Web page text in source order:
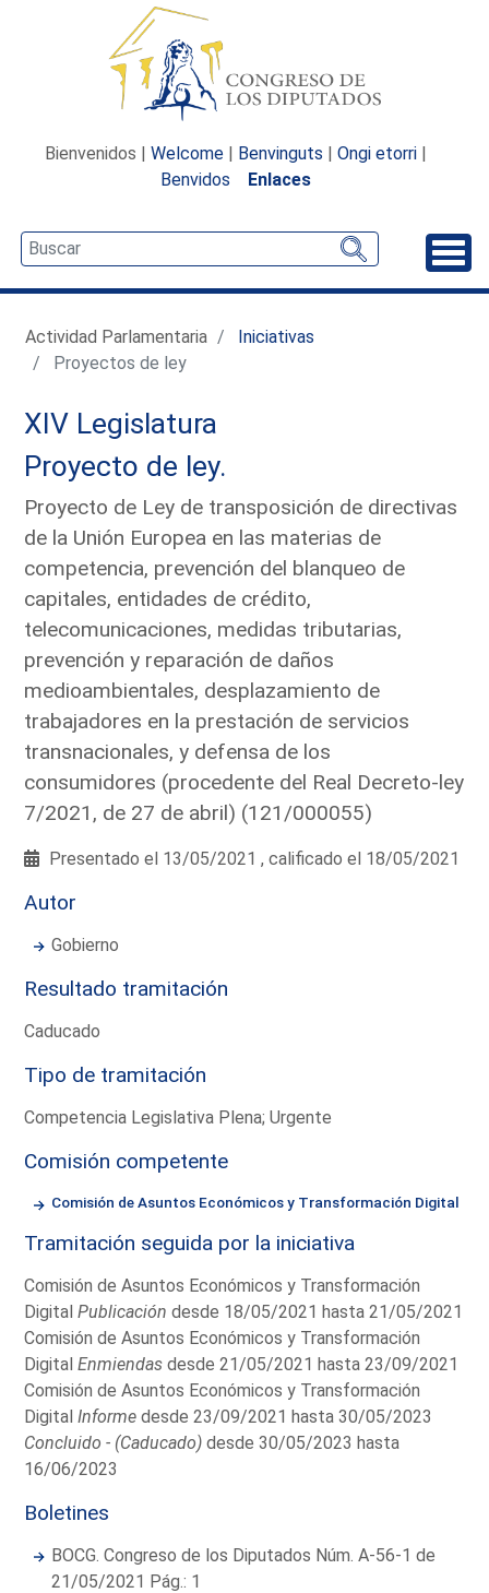
Bienvenidos | Welcome | Benvinguts | Ongi etorri |
Benvidos
Enlaces
Actividad Parlamentaria
Iniciativas
Proyectos de ley
XIV Legislatura
Proyecto de ley.
Proyecto de Ley de transposición de directivas
de la Unión Europea en las materias de
competencia, prevención del blanqueo de
capitales, entidades de crédito,
telecomunicaciones, medidas tributarias,
prevención y reparación de daños
medioambientales, desplazamiento de
trabajadores en la prestación de servicios
transnacionales, y defensa de los
consumidores (procedente del Real Decreto-ley
7/2021, de 27 de abril) (121/000055)
Presentado el 13/05/2021 , calificado el 18/05/2021
Autor
Gobierno
Resultado tramitación
Caducado
Tipo de tramitación
Competencia Legislativa Plena; Urgente
Comisión competente
Comisión de Asuntos Económicos y Transformación Digital
Tramitación seguida por la iniciativa
Comisión de Asuntos Económicos y Transformación
DigitalPublicación desde 18/05/2021 hasta 21/05/2021
Comisión de Asuntos Económicos y Transformación
DigitalEnmiendas desde 21/05/2021 hasta 23/09/2021
Comisión de Asuntos Económicos y Transformación
DigitalInforme desde 23/09/2021 hasta 30/05/2023
Concluido - (Caducado) desde 30/05/2023 hasta
16/06/2023
Boletines
BOCG. Congreso de los Diputados Núm. A-56-1 de
21/05/2021 Pág.: 1